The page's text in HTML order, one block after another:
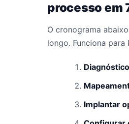
processo em
O cronograma
longo. Funciona para
Implantar